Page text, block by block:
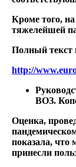
Кроме того,
тяжелейшей
Полный текст
http://
ВОЗ.
Оценка,
показала, что
принесли